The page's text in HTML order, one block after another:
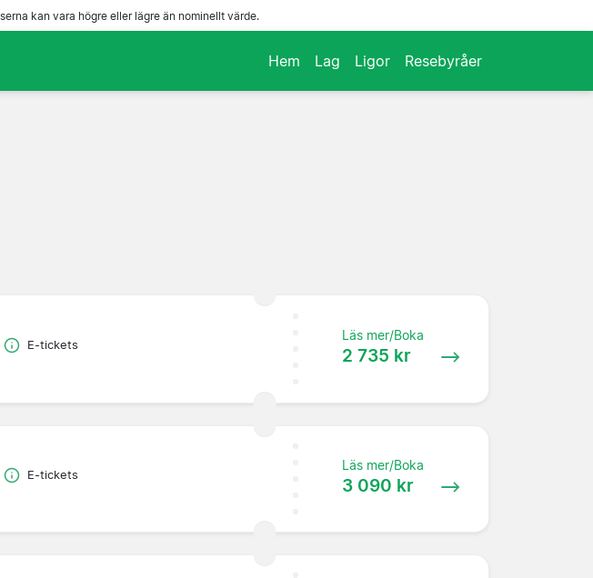
kan vara högre eller lägre än nominellt värde.
Hem Lag Ligor Resebyråer
E-tickets
Läs mer/Boka
2 735 kr
E-tickets
Läs mer/Boka
3 090 kr